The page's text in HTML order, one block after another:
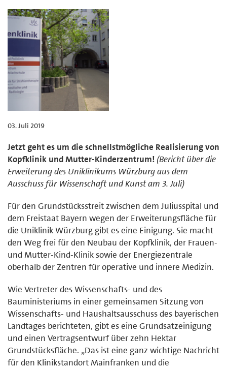
03. Juli 2019
Jetzt geht es um die schnellstmögliche Realisierung von
Kopfklinik und Mutter-Kinderzentrum! (Bericht über die
Erweiterung des Uniklinikums Würzburg aus dem
Ausschuss für Wissenschaft und Kunst am 3. Juli)
Für den Grundstücksstreit zwischen dem Juliusspital und
dem Freistaat Bayern wegen der Erweiterungsfläche für
die Uniklinik Würzburg gibt es eine Einigung. Sie macht
den Weg frei für den Neubau der Kopfklinik, der Frauen-
und Mutter-Kind-Klinik sowie der Energiezentrale
oberhalb der Zentren für operative und innere Medizin.
Wie Vertreter des Wissenschafts- und des
Bauministeriums in einer gemeinsamen Sitzung von
Wissenschafts- und Haushaltsausschuss des bayerischen
Landtages berichteten, gibt es eine Grundsatzeinigung
und einen Vertragsentwurf über zehn Hektar
Grundstücksfläche. „Das ist eine ganz wichtige Nachricht
für den Klinikstandort Mainfranken und die